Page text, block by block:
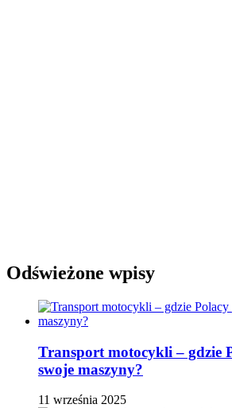
Odświeżone wpisy
Transport motocykli – gdzie
swoje maszyny?
11 września 2025